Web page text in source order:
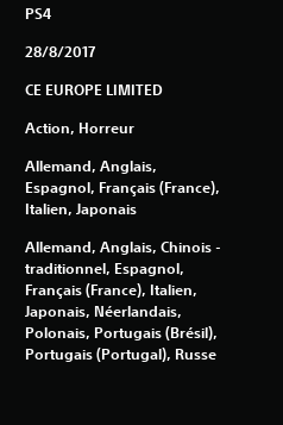
e
s
r
PS4
28/8/2017
CE EUROPE LIMITED
Action, Horreur
Allemand, Anglais,
Espagnol, Français (France),
Italien, Japonais
Allemand, Anglais, Chinois -
traditionnel, Espagnol,
Français (France), Italien,
Japonais, Néerlandais,
Polonais, Portugais (Brésil),
Portugais (Portugal), Russe